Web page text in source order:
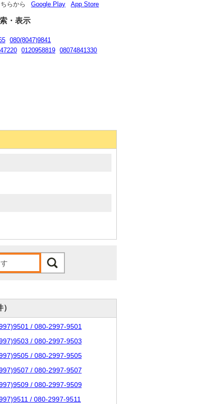
らから Google Play App Store
・表示
080(8047)9841
0120958819
08074841330
/ 080-2997-9501
/ 080-2997-9503
/ 080-2997-9505
/ 080-2997-9507
/ 080-2997-9509
/ 080-2997-9511